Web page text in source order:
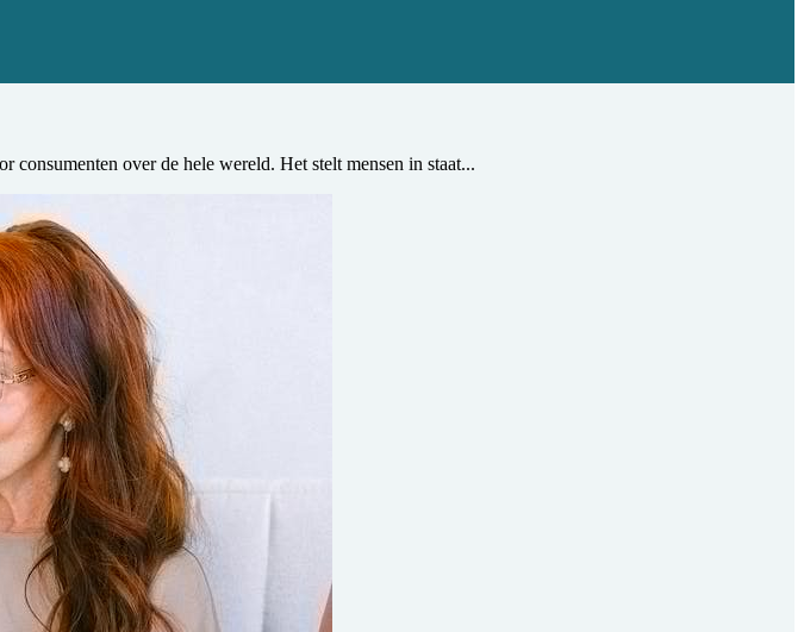
over de hele wereld. Het stelt mensen in staat...